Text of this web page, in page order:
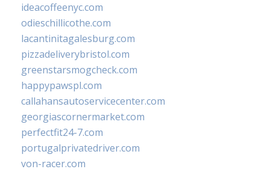
ideacoffeenyc.com
odieschillicothe.com
lacantinitagalesburg.com
pizzadeliverybristol.com
greenstarsmogcheck.com
happypawspl.com
callahansautoservicecenter.com
georgiascornermarket.com
perfectfit24-7.com
portugalprivatedriver.com
von-racer.com